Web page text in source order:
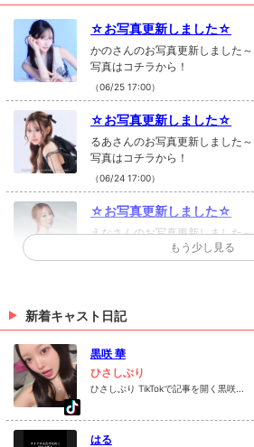
☆お写真更新しました☆
かのさんのお写真更新しました
写真はコチラから！
（06/25 17:00）
☆お写真更新しました☆
るあさんのお写真更新しました
写真はコチラから！
（06/24 17:00）
☆お写真更新しました☆
えなさんのお写真更新しました
写真はコチラから！
まひろさんのお写真更新しまし
（06/10 17:00）
もう少し見る
新着キャスト日記
黒咲 華
ひさしぶり
ひさしぶり TikTokで記事を開く黒咲...
はる